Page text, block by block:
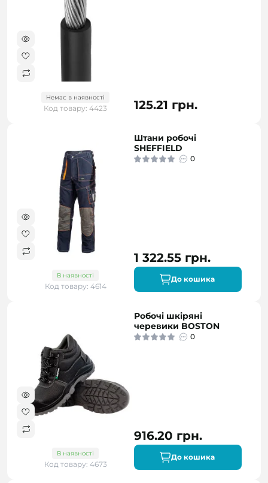
Немає в наявності
Код товару: 4423 125.21 грн.
В наявності
Код товару: 4614
Штани робочі
SHEFFIELD
0
1 322.55 грн.
До кошика
В наявності
Код товару: 4673
Робочі шкіряні
черевики BOSTON
0
916.20 грн.
До кошика